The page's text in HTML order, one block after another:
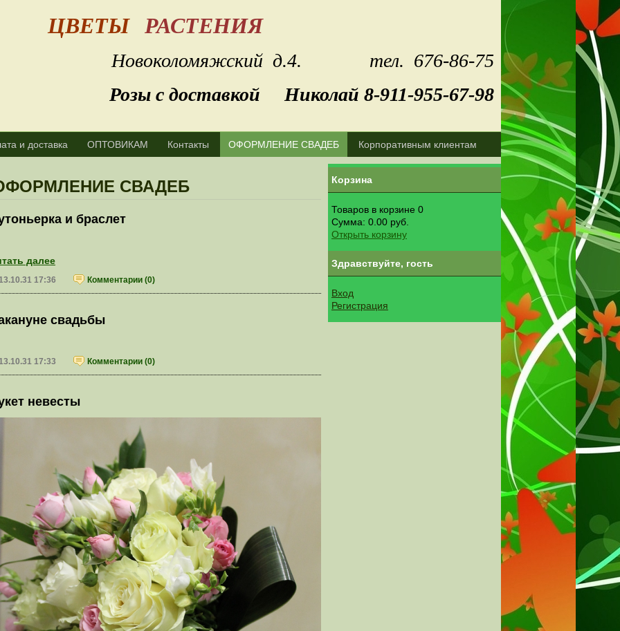
ЦВЕТЫ РАСТЕНИЯ
Новоколомяжский д.4. тел. 676-86-75
Розы с доставкой Николай 8-911-955-67-98
и доставка ОПТОВИКАМ Контакты ОФОРМЛЕНИЕ СВАДЕБ Корпоративным клиентам
СВАДЕБ
и браслет
далее
17:36 Комментарии (0)
свадьбы
17:33 Комментарии (0)
невесты
Корзина
Товаров в корзине 0
Сумма: 0.00 руб.
Открыть корзину
Здравствуйте, гость
Вход
Регистрация